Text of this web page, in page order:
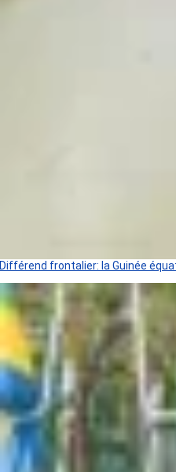
Différend frontalier: la Guinée